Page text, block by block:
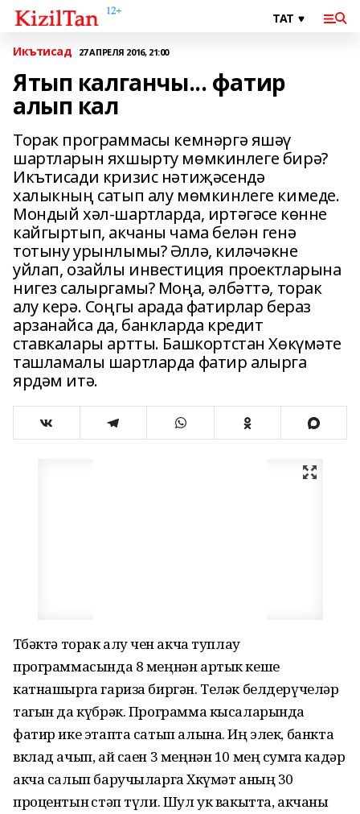
Икътисад 27 АПРЕЛЯ 2016, 21:00
Ятып калганчы... фатир
алып кал
Торак программасы кемнәргә яшәү
шартларын яхшырту мөмкинлеге бирә?
Икътисади кризис нәтиҗәсендә
халыкның сатып алу мөмкинлеге кимеде.
Мондый хәл-шартларда, иртәгәсе көнне
кайгыртып, акчаны чама белән генә
тотыну урынлымы? Әллә, киләчәкне
уйлап, озайлы инвестиция проектларына
нигез салыргамы? Моңа, әлбәттә, торак
алу керә. Соңгы арада фатирлар бераз
арзанайса да, банкларда кредит
ставкалары артты. Башкортстан Хөкүмәте
ташламалы шартларда фатир алырга
ярдәм итә.
Төбәктә торак алу өчен акча туп­лау
программасында 8 меңнән артык кеше
катнашырга гариза биргән. Теләк белдерүчеләр
тагын да күбрәк. Программа кысаларында
фатир ике этапта сатып алына. Иң элек, банкта
вклад ачып, ай саен 3 меңнән 10 мең сумга кадәр
акча салып баручыларга Хөкүмәт аның 30
процентын өстәп түли. Шул ук вакытта, акчаны